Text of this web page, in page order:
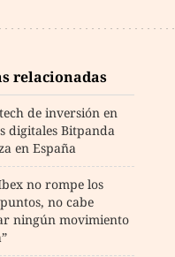
relacionadas
de inversión en
digitales Bitpanda
en España
no rompe los
no cabe
ningún movimiento